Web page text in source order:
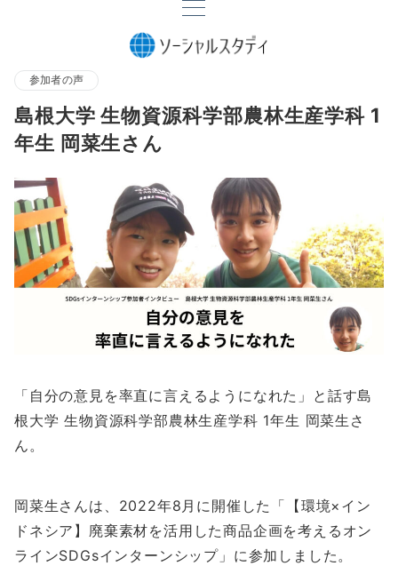
参加者の声
島根大学 生物資源科学部農林生産学科 1
年生 岡菜生さん
「自分の意見を率直に言えるようになれた」と話す島
根大学 生物資源科学部農林生産学科 1年生 岡菜生さ
ん。
岡菜生さんは、2022年8月に開催した「【環境×イン
ドネシア】廃棄素材を活用した商品企画を考えるオン
ラインSDGsインターンシップ」に参加しました。